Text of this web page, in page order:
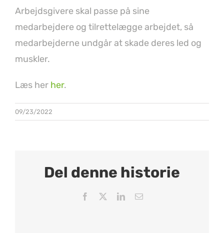
Arbejdsgivere skal passe på sine
medarbejdere og tilrettelægge arbejdet, så
medarbejderne undgår at skade deres led og
muskler.
Læs her her.
09/23/2022
Del denne historie
Facebook LinkedInEmail